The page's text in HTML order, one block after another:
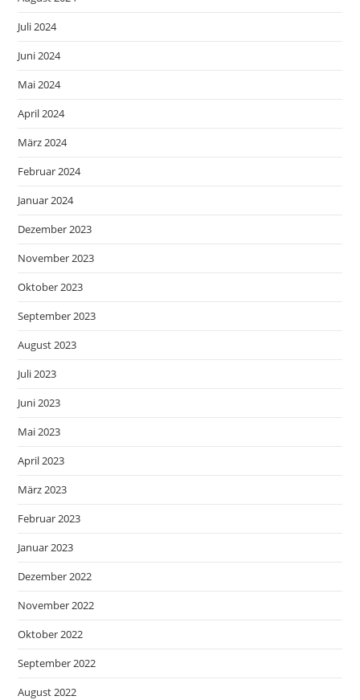
Juli 2024
Juni 2024
Mai 2024
April 2024
März 2024
Februar 2024
Januar 2024
Dezember 2023
November 2023
Oktober 2023
September 2023
August 2023
Juli 2023
Juni 2023
Mai 2023
April 2023
März 2023
Februar 2023
Januar 2023
Dezember 2022
November 2022
Oktober 2022
September 2022
August 2022